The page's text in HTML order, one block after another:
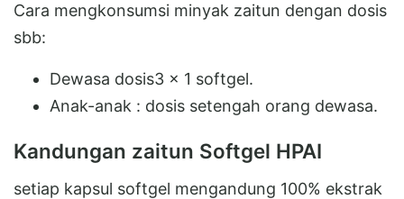
Cara mengkonsumsi minyak zaitun dengan dosis
sbb:
Dewasa dosis3 x 1 softgel.
Anak-anak : dosis setengah orang dewasa.
Kandungan zaitun Softgel HPAI
setiap kapsul softgel mengandung 100% ekstrak